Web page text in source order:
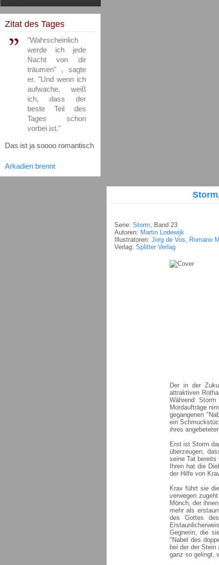
Zitat des Tages
"Wahrscheinlich
werde ich jede
Nacht von dir
träumen" , sagte
er. "Und wenn ich
aufwache, weiß
ich, dass der
beste Teil des
Tages schon
vorbei ist."
Das ist ja soooo romantisch
Arkadien brennt
Storm
Serie: Storm, Band 23
Autoren: Martin Lodewijk
Illustratoren: Jorg de Vos, Romano
Verlag: Splitter Verlag
Der in der
attraktiven
Während
Mordaufträge
gegangenen
ein
ihres
Erst ist Storm
überzeugen,
seine Tat bereits
Ihren hat die
der Hilfe von
Krav führt sie
verwegen
Mönch, der
mehr als
des Gottes
Gegnerin, die
"Nabel des
bei der der
ganz so gelingt,